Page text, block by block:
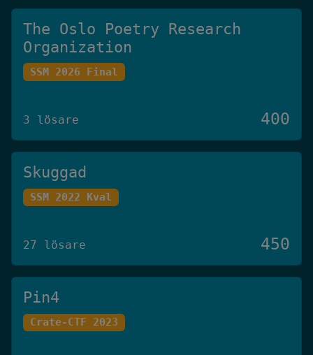
The Oslo Poetry Research
Organization
SSM 2026 Final
3 lösare 400
Skuggad
SSM 2022 Kval
27 lösare 450
Pin4
Crate-CTF 2023